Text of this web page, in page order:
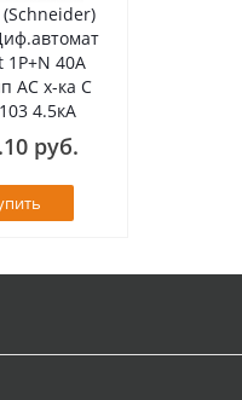
1Р+N 40А
AC х-ка C
4.5кА
руб.